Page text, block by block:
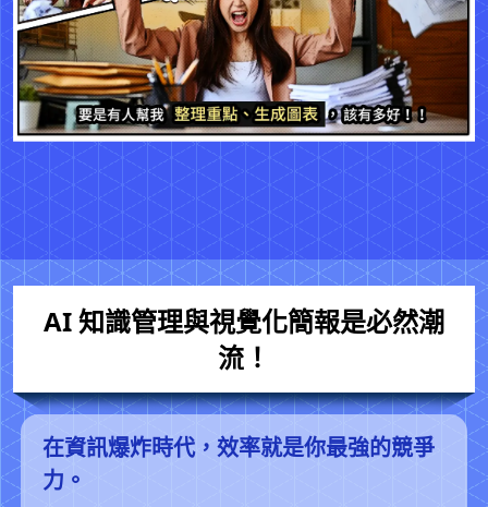
AI 知識管理與視覺化簡報是必然潮
流！
在資訊爆炸時代，效率就是你最強的競爭
力。